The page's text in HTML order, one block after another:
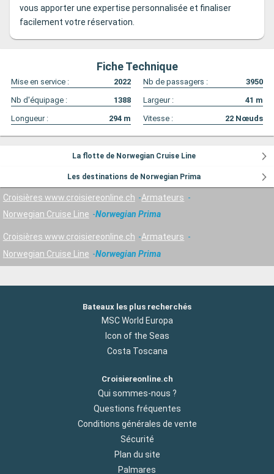
vous apporter une expertise personnalisée et finaliser
facilement votre réservation.
Fiche Technique
Mise en service : 2022 Nb de passagers :
3950
Nb d'équipage :
1388 Largeur : 41 m
Longueur :
294 m Vitesse : 22 Nœuds
La flotte de Norwegian Cruise Line
Les destinations de Norwegian Prima
Croisières www.croisiereonline.ch
Armateurs
Norwegian Cruise Line
Norwegian Prima
Croisières www.croisiereonline.ch
Armateurs
Norwegian Cruise Line
Norwegian Prima
Bateaux les plus recherchés
MSC World Europa
Icon of the Seas
Costa Toscana
Croisiereonline.ch
Qui sommes-nous ?
Questions fréquentes
Conditions générales de vente
Sécurité
Plan du site
Palmares